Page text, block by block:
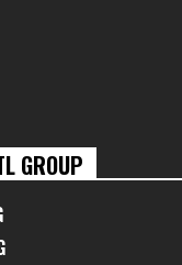
GROUP